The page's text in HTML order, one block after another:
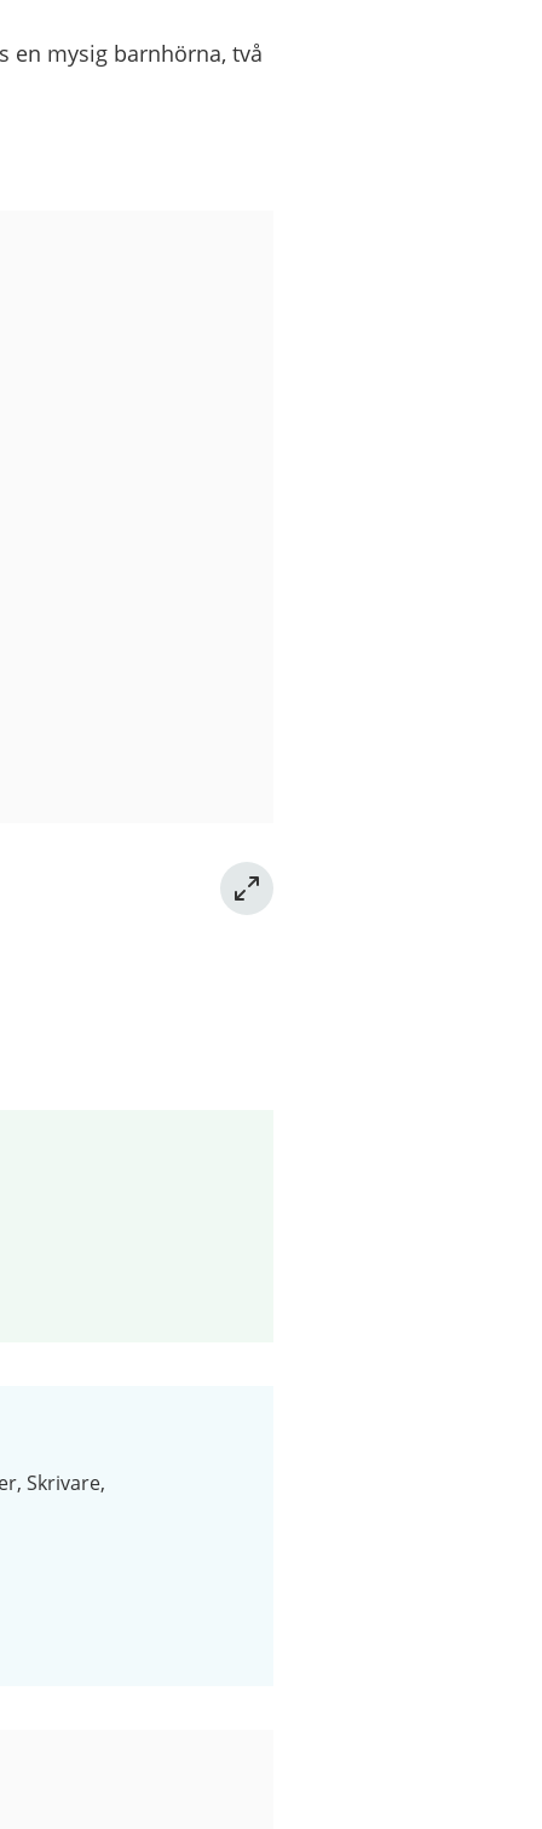
en mysig barnhörna, två
Skrivare